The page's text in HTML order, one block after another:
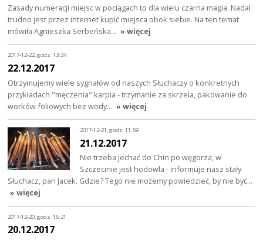
Zasady numeracji miejsc w pociągach to dla wielu czarna magia. Nadal
trudno jest przez internet kupić miejsca obok siebie. Na ten temat
mówiła Agnieszka Serbeńska… » więcej
2017-12-22, godz. 13:34
22.12.2017
Otrzymujemy wiele sygnałów od naszych Słuchaczy o konkretnych
przykładach "męczenia" karpia - trzymanie za skrzela, pakowanie do
worków foliowych bez wody… » więcej
2017-12-21, godz. 11:59
21.12.2017
Nie trzeba jechać do Chin po węgorza, w
Szczecinie jest hodowla - informuje nasz stały
Słuchacz, pan Jacek. Gdzie? Tego nie możemy powiedzieć, by nie być…
» więcej
2017-12-20, godz. 16:21
20.12.2017